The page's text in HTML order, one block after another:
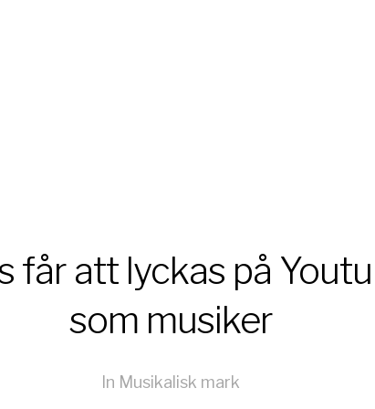
får att lyckas på
som musiker
In Musikalisk mark